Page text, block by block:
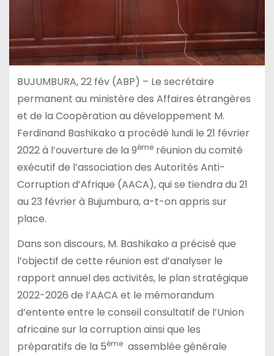
BUJUMBURA, 22 fév (ABP) – Le secrétaire
permanent au ministère des Affaires étrangères
et de la Coopération au développement M.
Ferdinand Bashikako a procédé lundi le 21 février
2022 à l’ouverture de la 9èmeréunion du comité
exécutif de l’association des Autorités Anti-
Corruption d’Afrique (AACA), qui se tiendra du 21
au 23 février à Bujumbura, a-t-on appris sur
place.
Dans son discours, M. Bashikako a précisé que
l’objectif de cette réunion est d’analyser le
rapport annuel des activités, le plan stratégique
2022-2026 de l’AACA et le mémorandum
d’entente entre le conseil consultatif de l’Union
africaine sur la corruption ainsi que les
préparatifs de la 5èmeassemblée générale